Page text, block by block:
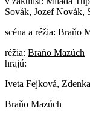
Sovák, Jozef Novák,
scéna a réžia: Braňo
réžia: Braňo Mazúch
hrajú:
Iveta Fejková,
Braňo Mazúch